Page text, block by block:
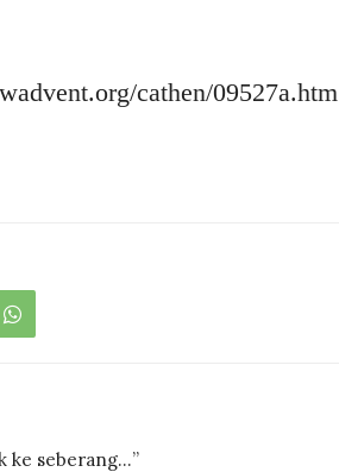
cathen/09527a.htm
ke seberang…”